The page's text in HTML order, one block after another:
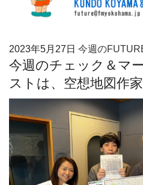
2023年5月27日 今週の
今週のチェック＆マ
ストは、空想地図作